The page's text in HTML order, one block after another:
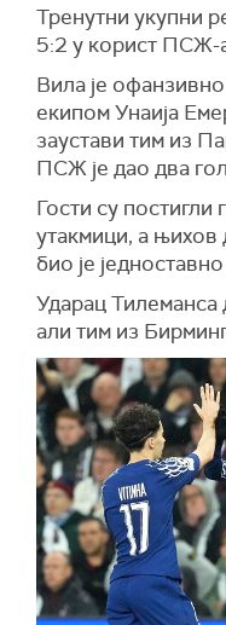
Тренутни укупни
5:2 у корист ПСЖ-
Вила је
екипом Унаија
заустави тим из
ПСЖ је дао два
Гости су
утакмици, а
био је
Ударац Тилеманса
али тим из